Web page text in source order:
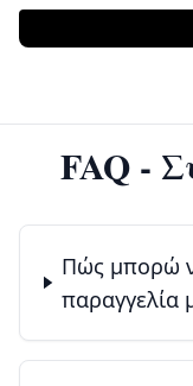
FAQ -
Πώς μπορώ
παραγγελία